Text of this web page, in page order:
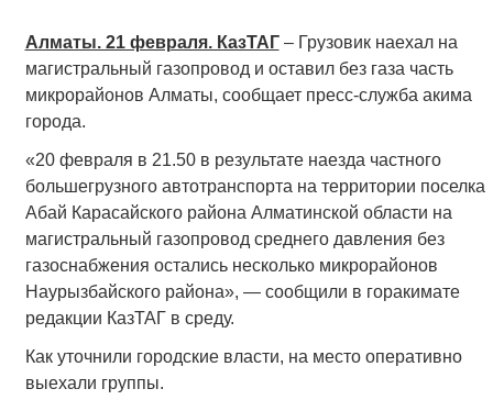
Алматы. 21 февраля. КазТАГ– Грузовик наехал на
магистральный газопровод и оставил без газа часть
микрорайонов Алматы, сообщает пресс-служба акима
города.
«20 февраля в 21.50 в результате наезда частного
большегрузного автотранспорта на территории поселка
Абай Карасайского района Алматинской области на
магистральный газопровод среднего давления без
газоснабжения остались несколько микрорайонов
Наурызбайского района», — сообщили в горакимате
редакции КазТАГ в среду.
Как уточнили городские власти, на место оперативно
выехали группы.